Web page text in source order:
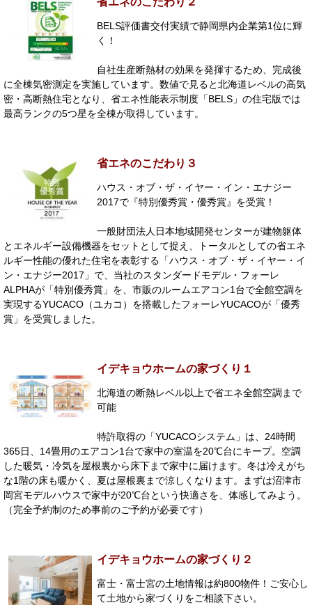
BELS評価書交付実績で静岡県内企業第1位に輝
く！
自社生産断熱材の効果を発揮するため、完成後
に全棟気密測定を実施しています。数値で見ると北海道レベルの高気
密・高断熱住宅となり、省エネ性能表示制度「BELS」の住宅版では
最高ランクの5つ星を全棟が取得しています。
省エネのこだわり３
ハウス・オブ・ザ・イヤー・イン・エナジー
2017で『特別優秀賞・優秀賞』を受賞！
一般財団法人日本地域開発センターが建物躯体
とエネルギー設備機器をセットとして捉え、トータルとしての省エネ
ルギー性能の優れた住宅を表彰する「ハウス・オブ・ザ・イヤー・イ
ン・エナジー2017」で、当社のスタンダードモデル・フォーレ
ALPHAが「特別優秀賞」を、市販のルームエアコン1台で全館空調を
実現するYUCACO（ユカコ）を搭載したフォーレYUCACOが「優秀
賞」を受賞しました。
イデキョウホームの家づくり１
北海道の断熱レベル以上で省エネ全館空調まで
可能
特許取得の「YUCACOシステム」は、24時間
365日、14畳用のエアコン1台で家中の室温を20℃台にキープ。空調
した暖気・冷気を屋根裏から床下まで家中に届けます。冬は冷えがち
な1階の床も暖かく、夏は屋根裏まで涼しくなります。まずは沼津市
岡宮モデルハウスで家中が20℃台という快適さを、体感してみよう。
（完全予約制のため事前のご予約が必要です）
イデキョウホームの家づくり２
富士・富士宮の土地情報は約800物件！ご安心し
て土地から家づくりをご相談下さい。